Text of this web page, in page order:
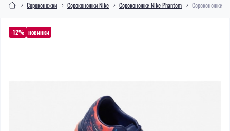
Сороконожки Сороконожки Nike Сороконожки Nike Phantom Сороконожки
-12% новинки